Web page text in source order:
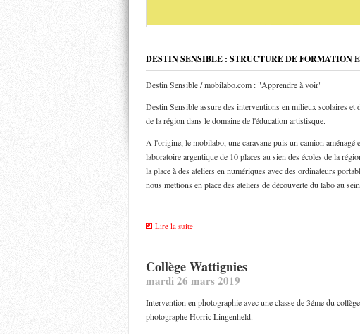
DESTIN SENSIBLE : STRUCTURE DE FORMATION
Destin Sensible / mobilabo.com : "Apprendre à voir"
Destin Sensible assure des interventions en milieux scolaires et
de la région dans le domaine de l'éducation artistisque.
A l'origine, le mobilabo, une caravane puis un camion aménagé
laboratoire argentique de 10 places au sien des écoles de la
la place à des ateliers en numériques avec des ordinateurs
nous mettions en place des ateliers de découverte du labo au
Lire la suite
Collège Wattignies
mardi 26 mars 2019
Intervention en photographie avec une classe de 3éme du
photographe Horric Lingenheld.